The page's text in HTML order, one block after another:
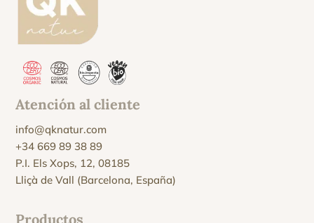
Atención al cliente
info@qknatur.com
+34 669 89 38 89
P.I. Els Xops, 12, 08185
Lliçà de Vall (Barcelona, España)
Productos